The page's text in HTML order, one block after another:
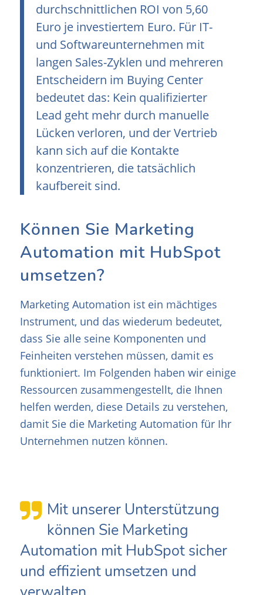
durchschnittlichen ROI von 5,60
Euro je investiertem Euro. Für IT-
und Softwareunternehmen mit
langen Sales-Zyklen und mehreren
Entscheidern im Buying Center
bedeutet das: Kein qualifizierter
Lead geht mehr durch manuelle
Lücken verloren, und der Vertrieb
kann sich auf die Kontakte
konzentrieren, die tatsächlich
kaufbereit sind.
Können Sie Marketing
Automation mit HubSpot
umsetzen?
Marketing Automation ist ein mächtiges
Instrument, und das wiederum bedeutet,
dass Sie alle seine Komponenten und
Feinheiten verstehen müssen, damit es
funktioniert. Im Folgenden haben wir einige
Ressourcen zusammengestellt, die Ihnen
helfen werden, diese Details zu verstehen,
damit Sie die Marketing Automation für Ihr
Unternehmen nutzen können.
Mit unserer Unterstützung
können Sie Marketing
Automation mit HubSpot sicher
und effizient umsetzen und